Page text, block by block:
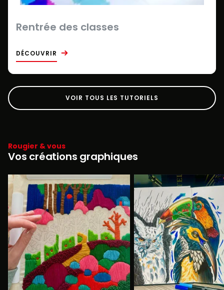
Rentrée des classes
DÉCOUVRIR
VOIR TOUS LES TUTORIELS
Rougier & vous
Vos créations graphiques